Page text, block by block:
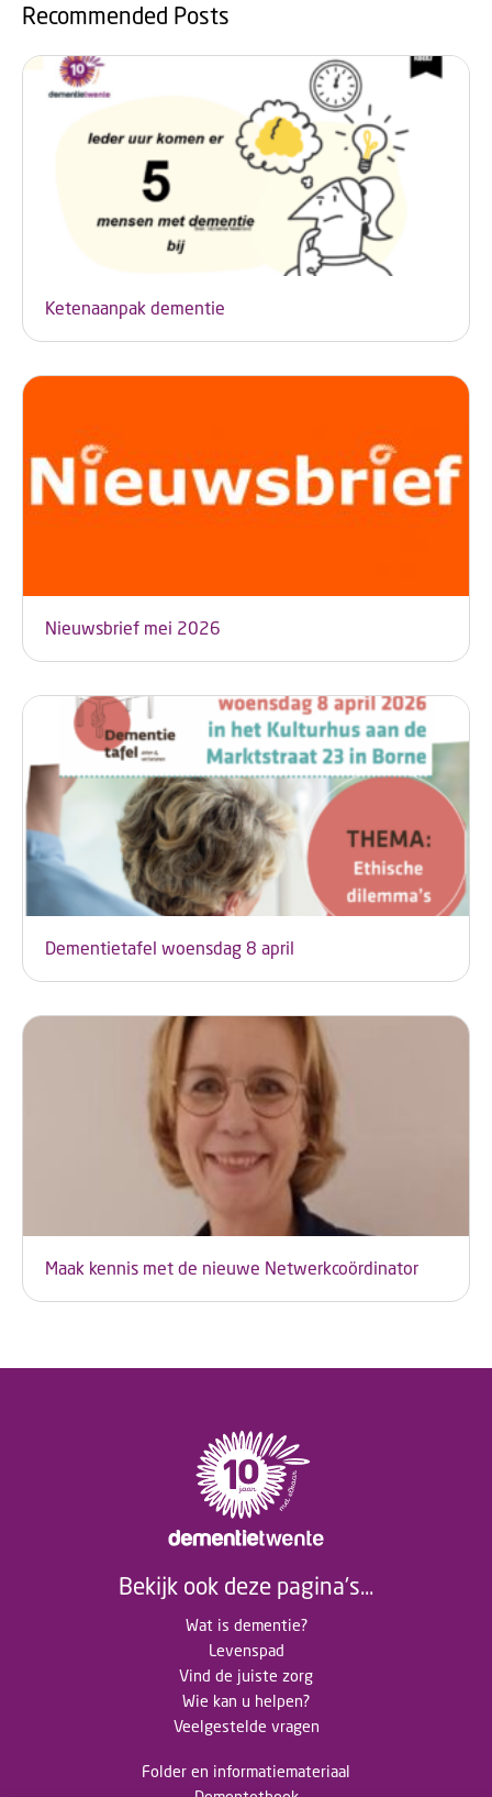
Recommended Posts
Ketenaanpak dementie
Nieuwsbrief mei 2026
Dementietafel woensdag 8 april
Maak kennis met de nieuwe Netwerkcoördinator
Bekijk ook deze pagina's...
Wat is dementie?
Levenspad
Vind de juiste zorg
Wie kan u helpen?
Veelgestelde vragen
Folder en informatiemateriaal